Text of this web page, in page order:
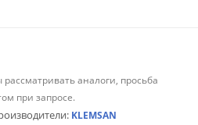
рассматривать аналоги, просьба
при запросе.
KLEMSAN